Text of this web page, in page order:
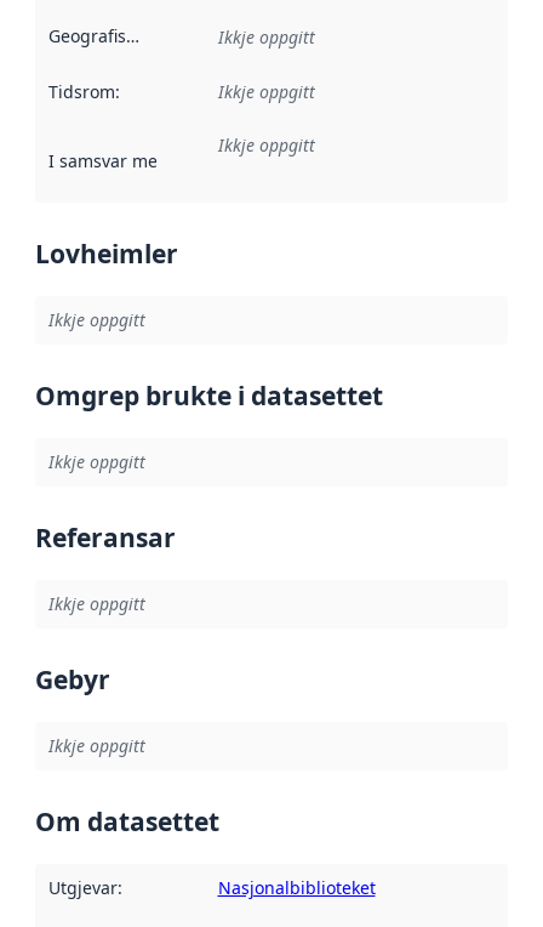
Geografisk område Ikkje oppgitt
Tidsrom: Ikkje oppgitt
I samsvar med Referanse til ei implementeringsregel eller
Ikkje oppgitt
Lovheimler
Ikkje oppgitt
Omgrep brukte i datasettet
Ikkje oppgitt
Referansar
Ikkje oppgitt
Gebyr
Ikkje oppgitt
Om datasettet
Utgjevar: Nasjonalbiblioteket